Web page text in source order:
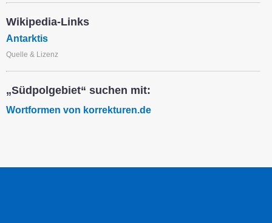
Wikipedia-Links
Antarktis
Quelle & Lizenz
„Südpolgebiet“ suchen mit:
Wortformen von korrekturen.de